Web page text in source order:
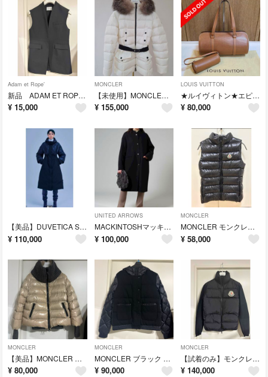
Adam et Rope'
新品 ADAM ET ROPE アダムエロペ ノーカラージレ
¥ 15,000
MONCLER
【未使用】MONCLER アイボリー 0 ダウン ファー
¥ 155,000
LOUIS VUITTON
★ルイヴィトン★エピ★スフロ★ハンドバッグ★ブラウン
¥ 80,000
【美品】DUVETICA SARANE（サラネ）
¥ 110,000
UNITED ARROWS
MACKINTOSHマッキントッシュ ノーカラーコート KIRKINNER
¥ 100,000
MONCLER
MONCLER モンクレール ダウンベスト
¥ 58,000
MONCLER
【美品】MONCLER モンクレールCIGAIE シガール
¥ 80,000
MONCLER
MONCLER ブラック ダウンジャケット フード付き
¥ 90,000
MONCLER
【試着のみ】モンクレール カーディガン ダウンジャケット
¥ 140,000